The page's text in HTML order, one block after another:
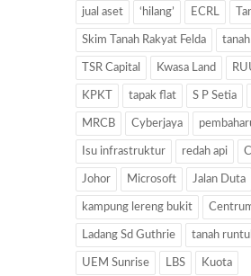
jual aset ‘hilang’ ECRL
Skim Tanah Rakyat Felda
TSR Capital Kwasa Land
KPKT tapak flat S P Setia
MRCB Cyberjaya
Isu infrastruktur redah api
Johor Microsoft Jalan Duta
kampung lereng bukit
Ladang Sd Guthrie tanah
UEM Sunrise LBS Kuota